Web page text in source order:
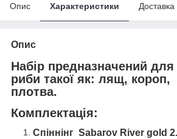
Опис Характеристики Доставка
Опис
Набір предназначений
риби такої як: лящ, короп,
плотва.
Комплектація:
Спіннінг Sabarov River gold